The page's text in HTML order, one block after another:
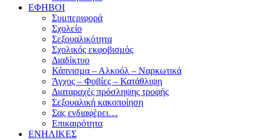
ΕΦΗΒΟΙ
Συμπεριφορά
Σχολείο
Σεξουαλικότητα
Σχολικός εκφοβισμός
Διαδίκτυο
Κάπνισμα – Αλκοόλ – Ναρκωτικά
Άγχος – Φοβίες – Κατάθλιψη
Διαταραχές πρόσληψης τροφής
Σεξουαλική κακοποίηση
Σας ενδιαφέρει…
Επικαιρότητα
ΕΝΗΛΙΚΕΣ